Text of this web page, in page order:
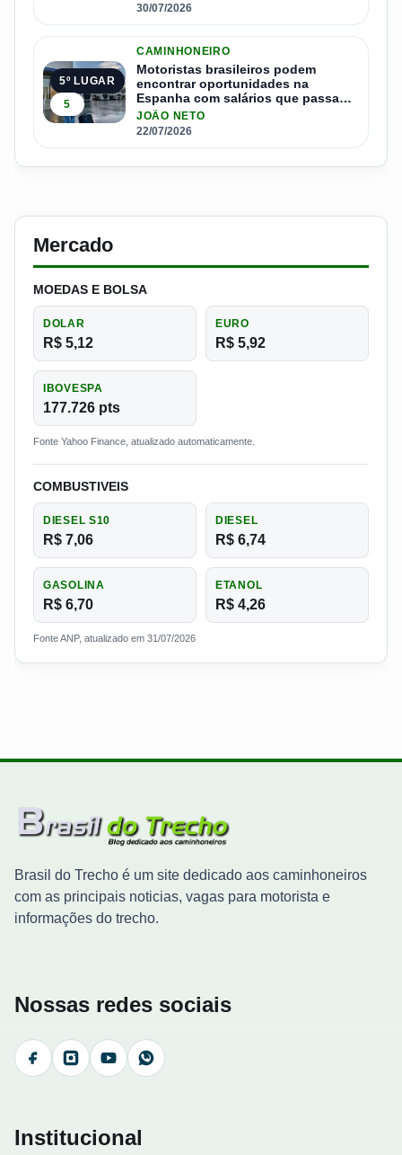
30/07/2026
5º LUGAR
5
CAMINHONEIRO
Motoristas brasileiros podem
encontrar oportunidades na
Espanha com salários que passam
de R$ 17 mil por mês
JOÃO NETO
22/07/2026
Mercado
MOEDAS E BOLSA
DOLAR
R$ 5,12
EURO
R$ 5,92
IBOVESPA
177.726 pts
Fonte Yahoo Finance, atualizado automaticamente.
COMBUSTIVEIS
DIESEL S10
R$ 7,06
DIESEL
R$ 6,74
GASOLINA
R$ 6,70
ETANOL
R$ 4,26
Fonte ANP, atualizado em 31/07/2026
Brasil do Trecho é um site dedicado aos caminhoneiros
com as principais noticias, vagas para motorista e
informações do trecho.
Nossas redes sociais
FacebookInstagramYouTubeWhatsApp
Institucional